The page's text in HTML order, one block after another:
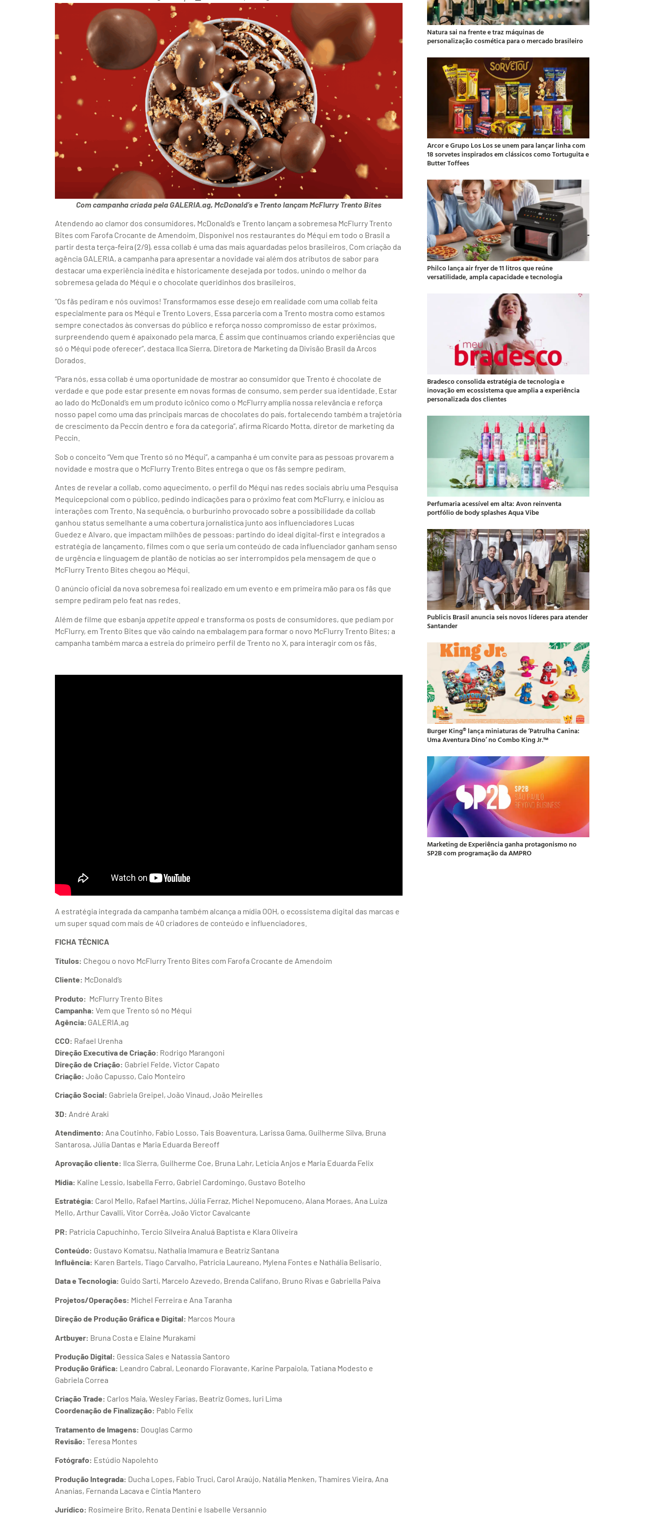
Com campanha criada pela GALERIA.ag, McDonald’s e Trento lançam McFlurry Trento Bites
Atendendo ao clamor dos consumidores, McDonald’s e Trento lançam a sobremesa McFlurry Trento
Bites com Farofa Crocante de Amendoim. Disponível nos restaurantes do Méqui em todo o Brasil a
partir desta terça-feira (2/9), essa collab é uma das mais aguardadas pelos brasileiros. Com criação da
agência GALERIA, a campanha para apresentar a novidade vai além dos atributos de sabor para
destacar uma experiência inédita e historicamente desejada por todos, unindo o melhor da
sobremesa gelada do Méqui e o chocolate queridinhos dos brasileiros.
​“Os fãs pediram e nós ouvimos! Transformamos esse desejo em realidade com uma collab feita
especialmente para os Méqui e Trento Lovers. Essa parceria com a Trento mostra como estamos
sempre conectados às conversas do público e reforça nosso compromisso de estar próximos,
surpreendendo quem é apaixonado pela marca. É assim que continuamos criando experiências que
só o Méqui pode oferecer”, destaca Ilca Sierra, Diretora de Marketing da Divisão Brasil da Arcos
Dorados.
“Para nós, essa collab é uma oportunidade de mostrar ao consumidor que Trento é chocolate de
verdade e que pode estar presente em novas formas de consumo, sem perder sua identidade. Estar
ao lado do McDonald’s em um produto icônico como o McFlurry amplia nossa relevância e reforça
nosso papel como uma das principais marcas de chocolates do país, fortalecendo também a trajetória
de crescimento da Peccin dentro e fora da categoria”, afirma Ricardo Motta, diretor de marketing da
Peccin.
Sob o conceito “Vem que Trento só no Méqui”, a campanha é um convite para as pessoas provarem a
novidade e mostra que o McFlurry Trento Bites entrega o que os fãs sempre pediram.
Antes de revelar a collab, como aquecimento, o perfil do Méqui nas redes sociais abriu uma Pesquisa
Mequicepcional com o público, pedindo indicações para o próximo feat com McFlurry, e iniciou as
interações com Trento. Na sequência, o burburinho provocado sobre a possibilidade da collab
ganhou status semelhante a uma cobertura jornalística junto aos influenciadores Lucas
Guedez e Alvaro, que impactam milhões de pessoas: partindo do ideal digital-first e integrados a
estratégia de lançamento, filmes com o que seria um conteúdo de cada influenciador ganham senso
de urgência e linguagem de plantão de notícias ao ser interrompidos pela mensagem de que o
McFlurry Trento Bites chegou ao Méqui.
O anúncio oficial da nova sobremesa foi realizado em um evento e em primeira mão para os fãs que
sempre pediram pelo feat nas redes.
Além de filme que esbanja appetite appeal e transforma os posts de consumidores, que pediam por
McFlurry, em Trento Bites que vão caindo na embalagem para formar o novo McFlurry Trento Bites; a
campanha também marca a estreia do primeiro perfil de Trento no X, para interagir com os fãs.
A estratégia integrada da campanha também alcança a mídia OOH, o ecossistema digital das marcas e
um super squad com mais de 40 criadores de conteúdo e influenciadores.
FICHA TÉCNICA
Títulos: Chegou o novo McFlurry Trento Bites com Farofa Crocante de Amendoim
Cliente: McDonald’s
Produto: McFlurry Trento Bites
Campanha: Vem que Trento só no Méqui
Agência: GALERIA.ag
CCO: Rafael Urenha
Direção Executiva de Criação: Rodrigo Marangoni
Direção de Criação: Gabriel Felde, Victor Capato
Criação: João Capusso, Caio Monteiro
Criação Social: Gabriela Greipel, João Vinaud, João Meirelles
3D: André Araki
Atendimento: Ana Coutinho, Fabio Losso, Tais Boaventura, Larissa Gama, Guilherme Silva, Bruna
Santarosa, Júlia Dantas e Maria Eduarda Bereoff
Aprovação cliente: Ilca Sierra, Guilherme Coe, Bruna Lahr, Leticia Anjos e Maria Eduarda Felix
Mídia: Kaline Lessio, Isabella Ferro, Gabriel Cardomingo, Gustavo Botelho
Estratégia: Carol Mello, Rafael Martins, Júlia Ferraz, Michel Nepomuceno, Alana Moraes, Ana Luiza
Mello, Arthur Cavalli, Vitor Corrêa, João Victor Cavalcante
PR: Patricia Capuchinho, Tercio Silveira Analuá Baptista e Klara Oliveira
Conteúdo: Gustavo Komatsu, Nathalia Imamura e Beatriz Santana
Influência: Karen Bartels, Tiago Carvalho, Patricia Laureano, Mylena Fontes e Nathália Belisario.
Data e Tecnologia: Guido Sarti, Marcelo Azevedo, Brenda Califano, Bruno Rivas e Gabriella Paiva
Projetos/Operações: Michel Ferreira e Ana Taranha
Direção de Produção Gráfica e Digital: Marcos Moura
Artbuyer: Bruna Costa e Elaine Murakami
Produção Digital: Gessica Sales e Natassia Santoro
Produção Gráfica: Leandro Cabral, Leonardo Fioravante, Karine Parpaiola, Tatiana Modesto e
Gabriela Correa
Criação Trade: Carlos Maia, Wesley Farias, Beatriz Gomes, Iuri Lima
Coordenação de Finalização: Pablo Felix
Tratamento de Imagens: Douglas Carmo
Revisão: Teresa Montes
Fotógrafo: Estúdio Napolehto
Produção Integrada: Ducha Lopes, Fabio Truci, Carol Araújo, Natália Menken, Thamires Vieira, Ana
Ananias, Fernanda Lacava e Cintia Mantero
Jurídico: Rosimeire Brito, Renata Dentini e Isabelle Versannio
Natura sai na frente e traz máquinas de
personalização cosmética para o mercado brasileiro
Arcor e Grupo Los Los se unem para lançar linha com
18 sorvetes inspirados em clássicos como Tortuguita e
Butter Toffees
Philco lança air fryer de 11 litros que reúne
versatilidade, ampla capacidade e tecnologia
Bradesco consolida estratégia de tecnologia e
inovação em ecossistema que amplia a experiência
personalizada dos clientes
Perfumaria acessível em alta: Avon reinventa
portfólio de body splashes Aqua Vibe
Publicis Brasil anuncia seis novos líderes para atender
Santander
Burger King® lança miniaturas de ‘Patrulha Canina:
Uma Aventura Dino’ no Combo King Jr.™
Marketing de Experiência ganha protagonismo no
SP2B com programação da AMPRO